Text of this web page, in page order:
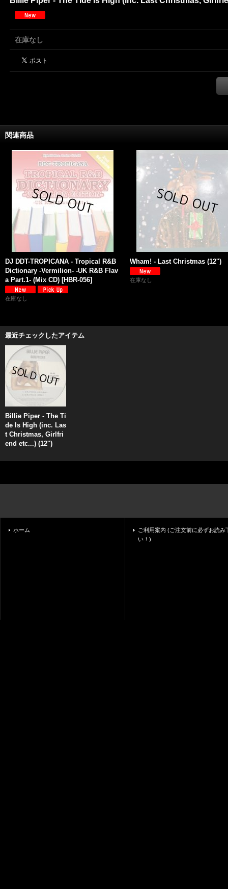
在庫なし
関連商品
DJ DDT-TROPICANA - Tropical R&B
Dictionary -Vermilion- -UK R&B Flav
a Part.1- (Mix CD) [HBR-056]
在庫なし
Wham! - Last Christmas (12'')
在庫なし
最近チェックしたアイテム
Billie Piper - The Ti
de Is High (inc. Las
t Christmas, Girlfri
end etc...) (12'')
ホーム
ご利用案内 (ご注文前に必ずお読み
い！)